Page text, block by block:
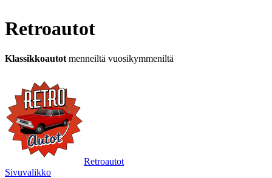
Retroautot
Klassikkoautot menneiltä vuosikymmeniltä
Retroautot
Sivuvalikko